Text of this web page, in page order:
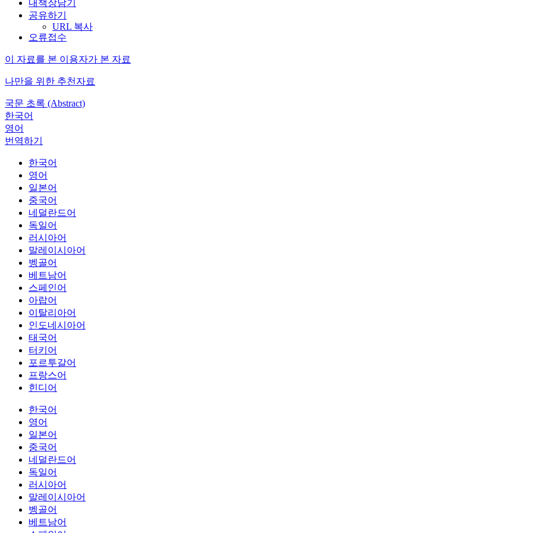
내책장담기
공유하기
URL 복사
오류접수
이 자료를 본 이용자가 본 자료
나만을 위한 추천자료
국문 초록 (Abstract)
한국어
영어
번역하기
한국어
영어
일본어
중국어
네덜란드어
독일어
러시아어
말레이시아어
벵골어
베트남어
스페인어
아랍어
이탈리아어
인도네시아어
태국어
터키어
포르투갈어
프랑스어
힌디어
한국어
영어
일본어
중국어
네덜란드어
독일어
러시아어
말레이시아어
벵골어
베트남어